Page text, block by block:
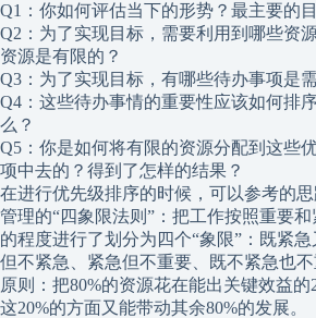
Q1：你如何评估当下的形势？最主要的
Q2：为了实现目标，需要利用到哪些资
资源是有限的？
Q3：为了实现目标，有哪些待办事项是
Q4：这些待办事情的重要性应该如何排
么？
Q5：你是如何将有限的资源分配到这些
项中去的？得到了怎样的结果？
在进行优先级排序的时候，可以参考的
管理的“四象限法则”：把工作按照重要和
的程度进行了划分为四个“象限”：既紧
但不紧急、紧急但不重要、既不紧急也不
原则：把80%的资源花在能出关键效益的
这20%的方面又能带动其余80%的发展。